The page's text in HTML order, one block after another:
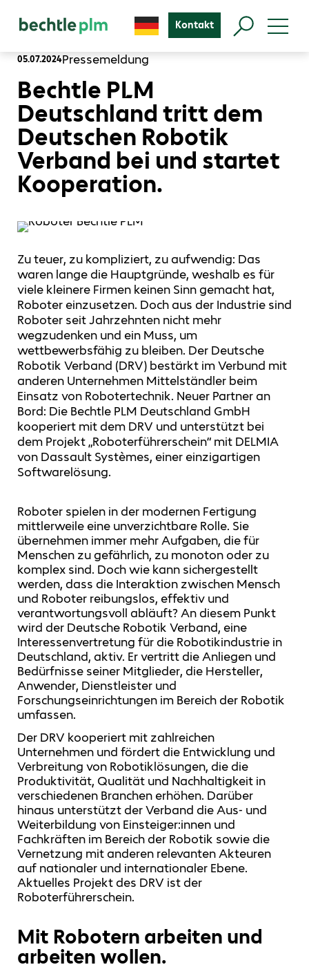
Kontakt
05.07.2024Pressemeldung
Bechtle PLM
Deutschland tritt dem
Deutschen Robotik
Verband bei und startet
Kooperation.
Zu teuer, zu kompliziert, zu aufwendig: Das
waren lange die Hauptgründe, weshalb es für
viele kleinere Firmen keinen Sinn gemacht hat,
Roboter einzusetzen. Doch aus der Industrie sind
Roboter seit Jahrzehnten nicht mehr
wegzudenken und ein Muss, um
wettbewerbsfähig zu bleiben. Der Deutsche
Robotik Verband (DRV) bestärkt im Verbund mit
anderen Unternehmen Mittelständler beim
Einsatz von Robotertechnik. Neuer Partner an
Bord: Die Bechtle PLM Deutschland GmbH
kooperiert mit dem DRV und unterstützt bei
dem Projekt „Roboterführerschein“ mit DELMIA
von Dassault Systèmes, einer einzigartigen
Softwarelösung.
Roboter spielen in der modernen Fertigung
mittlerweile eine unverzichtbare Rolle. Sie
übernehmen immer mehr Aufgaben, die für
Menschen zu gefährlich, zu monoton oder zu
komplex sind. Doch wie kann sichergestellt
werden, dass die Interaktion zwischen Mensch
und Roboter reibungslos, effektiv und
verantwortungsvoll abläuft? An diesem Punkt
wird der Deutsche Robotik Verband, eine
Interessenvertretung für die Robotikindustrie in
Deutschland, aktiv. Er vertritt die Anliegen und
Bedürfnisse seiner Mitglieder, die Hersteller,
Anwender, Dienstleister und
Forschungseinrichtungen im Bereich der Robotik
umfassen.
Der DRV kooperiert mit zahlreichen
Unternehmen und fördert die Entwicklung und
Verbreitung von Robotiklösungen, die die
Produktivität, Qualität und Nachhaltigkeit in
verschiedenen Branchen erhöhen. Darüber
hinaus unterstützt der Verband die Aus- und
Weiterbildung von Einsteiger:innen und
Fachkräften im Bereich der Robotik sowie die
Vernetzung mit anderen relevanten Akteuren
auf nationaler und internationaler Ebene.
Aktuelles Projekt des DRV ist der
Roboterführerschein.
Mit Robotern arbeiten und
arbeiten wollen.